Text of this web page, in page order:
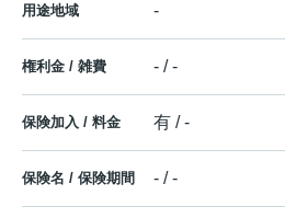
用途地域 -
権利金 / 雑費 - / -
保険加入 / 料金 有 / -
保険名 / 保険期間 - / -